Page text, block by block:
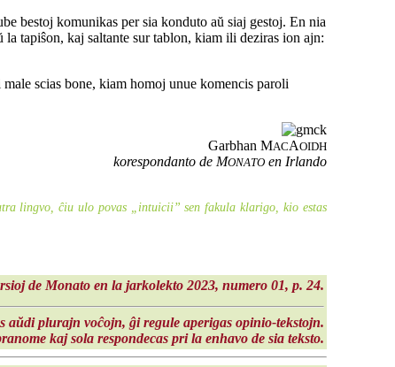
bestoj komunikas per sia konduto aŭ siaj gestoj. En nia
tapiŝon, kaj saltante sur tablon, kiam ili deziras ion ajn:
scias bone, kiam homoj unue komencis paroli
Garbhan MACAOIDH
korespondanto de MONATOen Irlando
lingvo, ĉiu ulo povas „intuicii” sen fakula klarigo, kio estas
de Monato en la jarkolekto 2023, numero 01, p. 24.
plurajn voĉojn, ĝi regule aperigas opinio-tekstojn.
kaj sola respondecas pri la enhavo de sia teksto.